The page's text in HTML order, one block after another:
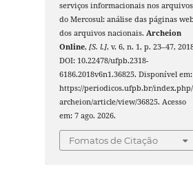
serviços informacionais nos arquivos
do Mercosul: análise das páginas
dos arquivos nacionais.Archeion
Online,[S. l.], v. 6, n. 1, p. 23–47,
DOI: 10.22478/ufpb.2318-
6186.2018v6n1.36825. Disponível em:
https://periodicos.ufpb.br/index.php/
archeion/article/view/36825. Acesso
em: 7 ago. 2026.
Fomatos de Citação